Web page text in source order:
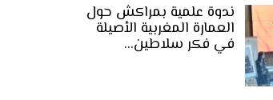
ندوة علمية بمراكش حول
العمارة المغربية الأصيلة
في فكر سلاطين…